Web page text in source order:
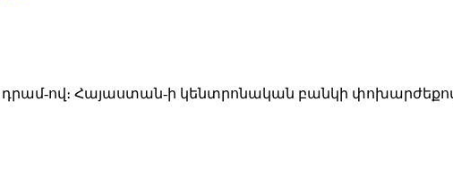
ով։ Հայաստան-ի կենտրոնական բանկի փոխարժեքով